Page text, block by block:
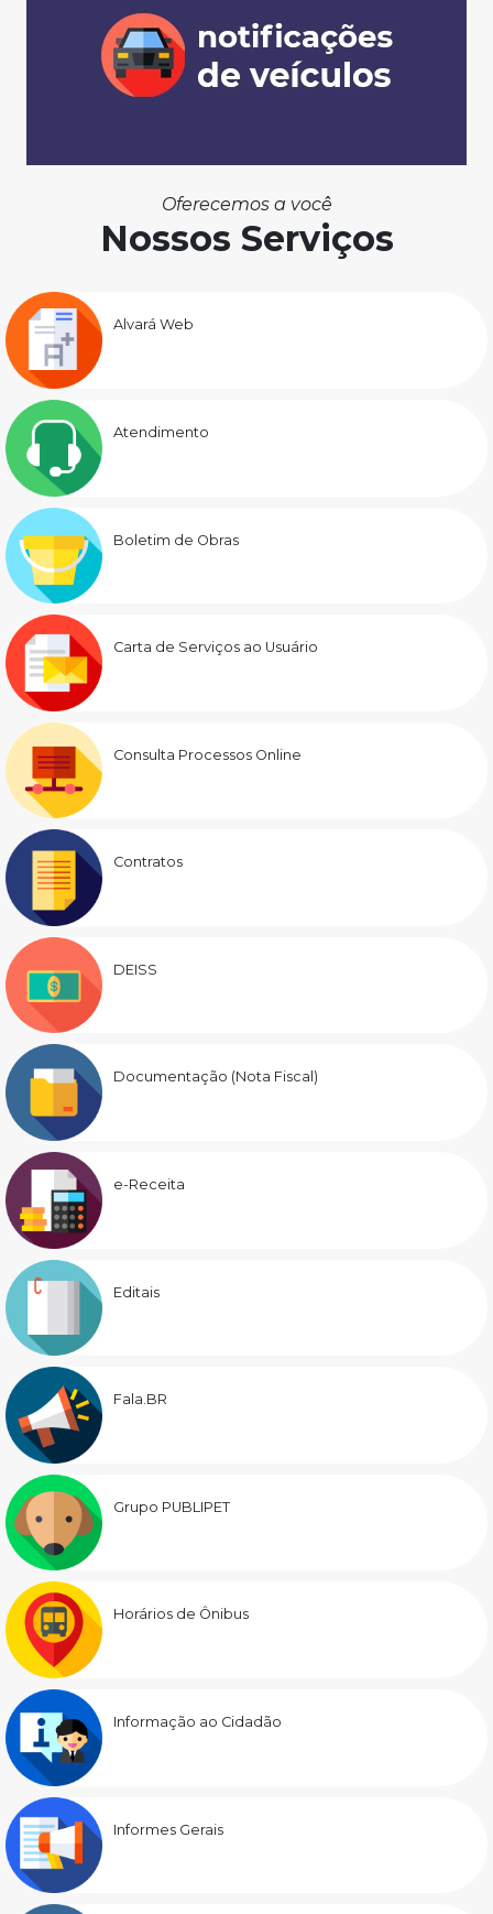
Oferecemos a você
Nossos Serviços
Alvará Web
Atendimento
Boletim de Obras
Carta de Serviços ao Usuário
Consulta Processos Online
Contratos
DEISS
Documentação (Nota Fiscal)
e-Receita
Editais
Fala.BR
Grupo PUBLIPET
Horários de Ônibus
Informação ao Cidadão
Informes Gerais